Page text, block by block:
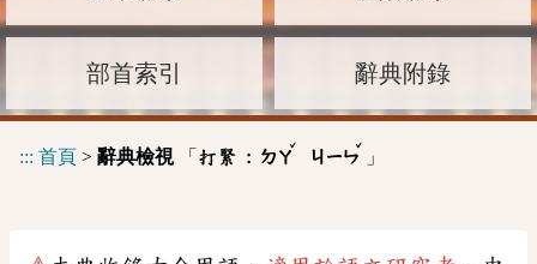
部首索引 辭典附錄
::: 首頁 > 辭典檢視「 打緊 : ㄉㄚ
ˇ
ㄐㄧㄣ
ˇ
」